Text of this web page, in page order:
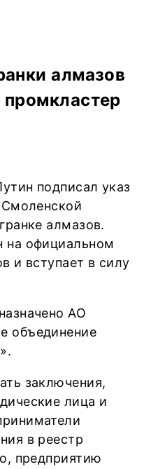
алмазов
подписал указ
алмазов.
на официальном
и вступает в силу
АО
объединение
заключения,
лица и
в реестр
предприятию